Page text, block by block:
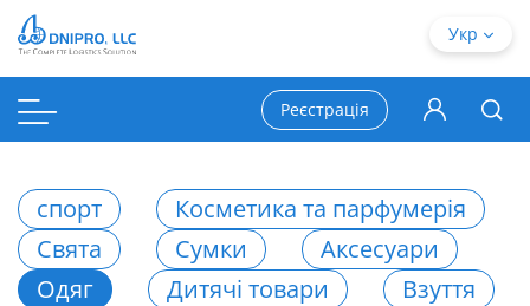
спорт
Косметика та парфумерія
Свята
Сумки
Аксесуари
Одяг
Дитячі товари
Взуття
Укр
Реєстрація